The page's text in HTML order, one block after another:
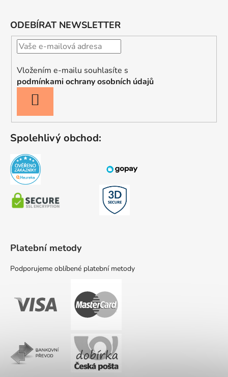
ODEBÍRAT NEWSLETTER
Vložením e-mailu souhlasíte s
podmínkami ochrany osobních údajů
SE
Spolehlivý obchod:
Platební metody
Podporujeme oblíbené platební metody